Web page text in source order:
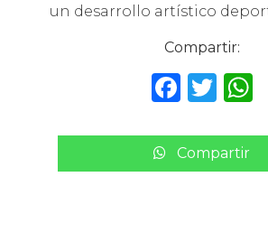
un desarrollo artístico
Compartir:
F
c
e
T
it
te
W
Compartir